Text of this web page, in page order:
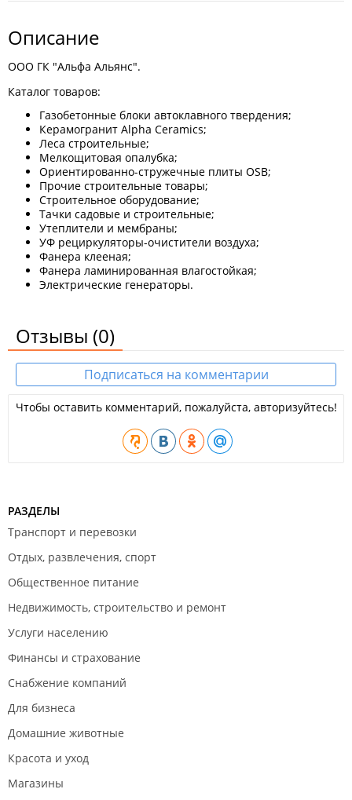
Описание
ООО ГК "Альфа Альянс".
Каталог товаров:
Газобетонные блоки автоклавного твердения;
Керамогранит Alpha Ceramics;
Леса строительные;
Мелкощитовая опалубка;
Ориентированно-стружечные плиты OSB;
Прочие строительные товары;
Строительное оборудование;
Тачки садовые и строительные;
Утеплители и мембраны;
УФ рециркуляторы-очистители воздуха;
Фанера клееная;
Фанера ламинированная влагостойкая;
Электрические генераторы.
Отзывы (0)
Подписаться на комментарии
Чтобы оставить комментарий, пожалуйста, авторизуйтесь!
РАЗДЕЛЫ
Транспорт и перевозки
Отдых, развлечения, спорт
Общественное питание
Недвижимость, строительство и ремонт
Услуги населению
Финансы и страхование
Снабжение компаний
Для бизнеса
Домашние животные
Красота и уход
Магазины